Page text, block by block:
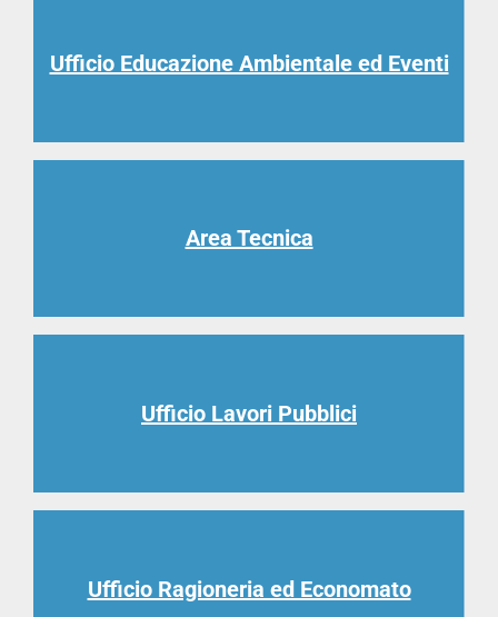
Ufficio Educazione Ambientale ed Eventi
Area Tecnica
Ufficio Lavori Pubblici
Ufficio Ragioneria ed Economato